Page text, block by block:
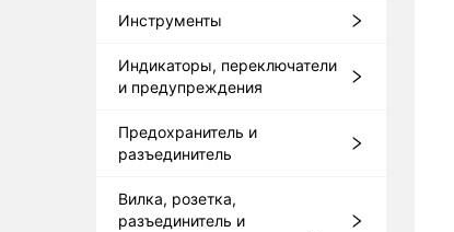
Инструменты
Индикаторы, переключатели
и предупреждения
Предохранитель и
разъединитель
Вилка, розетка,
разъединитель и